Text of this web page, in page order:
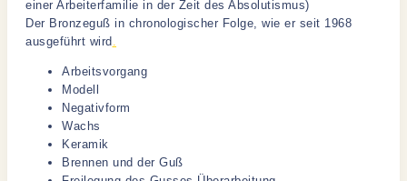
einer Arbeiterfamilie in der Zeit des Absolutismus)
Der Bronzeguß in chronologischer Folge, wie er seit 1968
ausgeführt wird
Arbeitsvorgang
Modell
Negativform
Wachs
Keramik
Brennen und der Guß